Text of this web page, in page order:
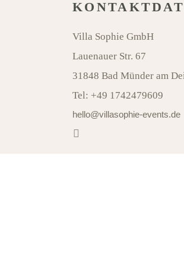
Villa Sophie GmbH
Lauenauer Str. 67
31848 Bad Münder am
Tel: +49 1742479609
hello@villasophie-events.de